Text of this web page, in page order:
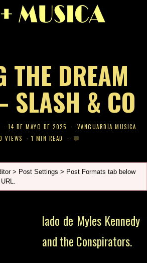
THE DREAM
SLASH & CO
14 DE MAYO DE 2025
VANGUARDIA MUSICA
VIEWS
1 MIN READ
> Post Settings > Post Formats tab below
lado de Myles Kennedy
and the Conspirators.